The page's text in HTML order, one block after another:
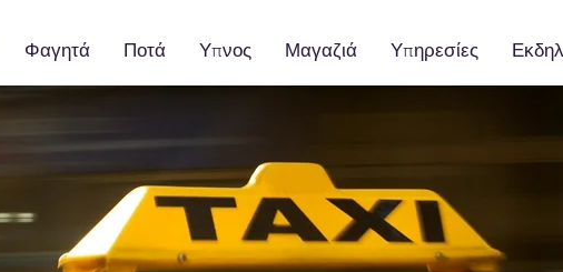
Φαγητά Ποτά Υπνος Μαγαζιά Υπηρεσίες